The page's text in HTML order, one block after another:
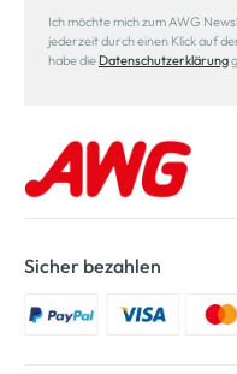
Ich möchte mich zum AWG
jederzeit durch einen Klick auf
habe die Datenschutzerklärung
Sicher bezahlen